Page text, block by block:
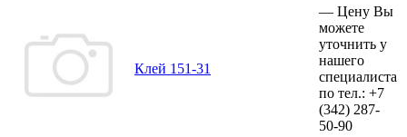
Клей 151-31
— Цену Вы
можете
уточнить у
нашего
специалиста
по тел.: +7
(342) 287-
50-90